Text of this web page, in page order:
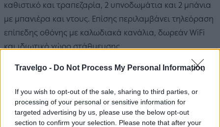
Travelgo - Do Not Process My Personal Information
If you wish to opt-out of the sale, sharing to third parties, or
processing of your personal or sensitive information for
targeted advertising by us, please use the below opt-out
section to confirm your selection. Please note that after your
καθιστικό και τραπεζαρία, 2 υπνοδωμάτια και 2 μπάνια
με μπανιέρα και ντους. Επίσης περιλαμβάνει τηλεόραση
επίπεδης οθόνης με καλωδιακά κανάλια, δωρεάν WiFi
και ιδιωτικό χώρο στάθμευσης.
Οι επισκέπτες μπορούν να χαλαρώσουν στον κήπο και
Το Αεροδρόμιο Ζακύνθου «Διονύσιος Σολωμός» απέχει
μόλις 3 χλμ. από τηνBozikis Villa.